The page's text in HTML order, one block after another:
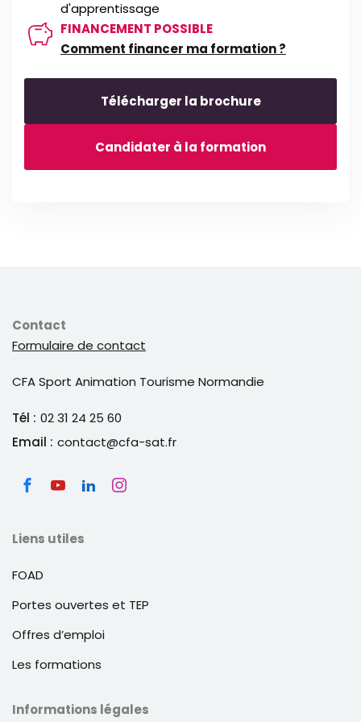
d'apprentissage
FINANCEMENT POSSIBLE
Comment financer ma formation ?
Télécharger la brochure
Candidater à la formation
Contact
Formulaire de contact
CFA Sport Animation Tourisme Normandie
Tél : 02 31 24 25 60
Email : contact@cfa-sat.fr
Liens utiles
FOAD
Portes ouvertes et TEP
Offres d’emploi
Les formations
Informations légales